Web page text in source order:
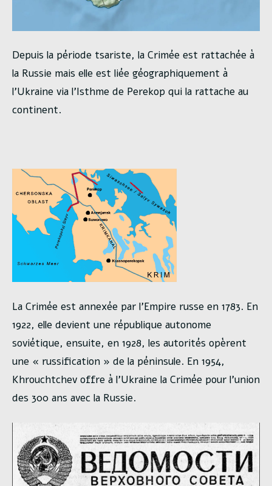
Depuis la période tsariste, la Crimée est rattachée à
la Russie mais elle est liée géographiquement à
l’Ukraine via l’Isthme de Perekop qui la rattache au
continent.
La Crimée est annexée par l’Empire russe en 1783. En
1922, elle devient une république autonome
soviétique, ensuite, en 1928, les autorités opèrent
une « russification » de la péninsule. En 1954,
Khrouchtchev offre à l’Ukraine la Crimée pour l’union
des 300 ans avec la Russie.